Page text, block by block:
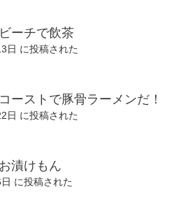
ーチで飲茶
日 に投稿された
ーストで豚骨ラーメンだ！
日 に投稿された
漬けもん
に投稿された